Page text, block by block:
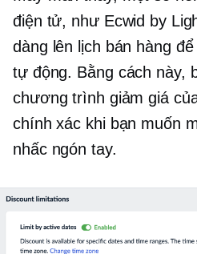
điện tử, như Ecwid by
dàng lên lịch bán hàng
tự động. Bằng cách này,
chương trình giảm giá
chính xác khi bạn muốn
nhấc ngón tay.